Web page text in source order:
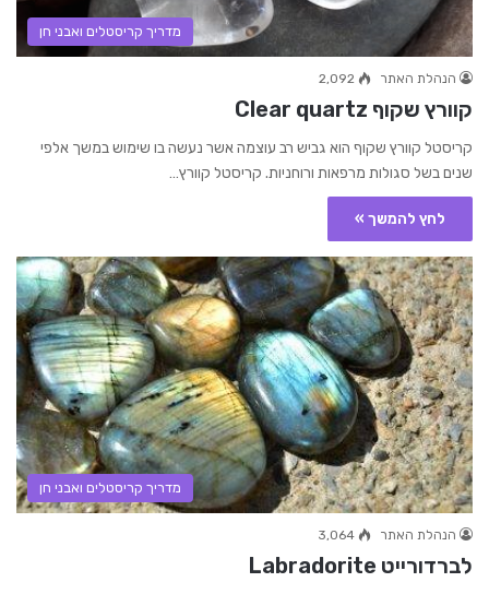
מדריך קריסטלים ואבני חן
הנהלת האתר 2,092
קוורץ שקוף Clear quartz
קריסטל קוורץ שקוף הוא גביש רב עוצמה אשר נעשה בו שימוש במשך אלפי
שנים בשל סגולות מרפאות ורוחניות. קריסטל קוורץ…
לחץ להמשך »
מדריך קריסטלים ואבני חן
הנהלת האתר 3,064
לברדורייט Labradorite